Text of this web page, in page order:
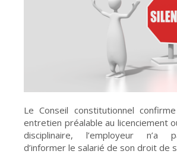
Le Conseil constitutionnel
entretien préalable au licenciement
disciplinaire, l’employeur n’a
d’informer le salarié de son droit de